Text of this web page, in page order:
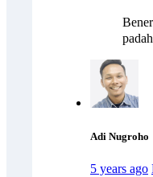
Adi Nugroho
5 years ago